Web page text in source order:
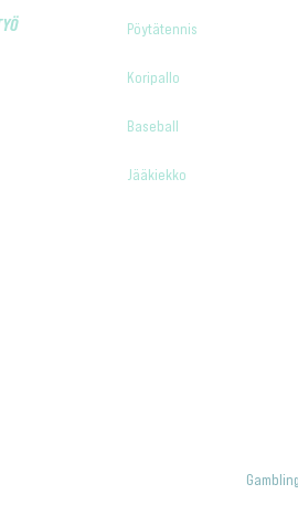
Pöytätennis
Koripallo
Baseball
Jääkiekko